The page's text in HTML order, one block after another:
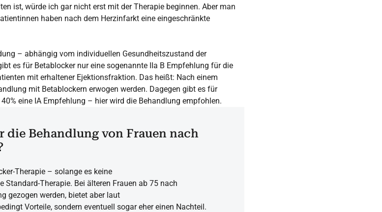
ist, würde ich gar nicht erst mit der Therapie beginnen. Aber man
haben nach dem Herzinfarkt eine eingeschränkte
– abhängig vom individuellen Gesundheitszustand der
es für Betablocker nur eine sogenannte IIa B Empfehlung für die
mit erhaltener Ejektionsfraktion. Das heißt: Nach einem
mit Betablockern erwogen werden. Dagegen gibt es für
eine IA Empfehlung – hier wird die Behandlung empfohlen.
Behandlung von Frauen nach
Therapie – solange es keine
Therapie. Bei älteren Frauen ab 75 nach
gezogen werden, bietet aber laut
Vorteile, sondern eventuell sogar eher einen Nachteil.